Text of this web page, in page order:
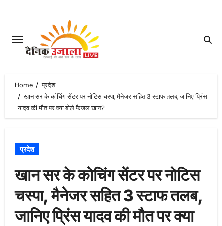
content
Home
प्रदेश
खान सर के कोचिंग सेंटर पर नोटिस चस्पा, मैनेजर सहित 3 स्टाफ तलब, जानिए प्रिंस
यादव की मौत पर क्या बोले फैजल खान?
प्रदेश
खान सर के कोचिंग सेंटर पर नोटिस
चस्पा, मैनेजर सहित 3 स्टाफ तलब,
जानिए प्रिंस यादव की मौत पर क्या